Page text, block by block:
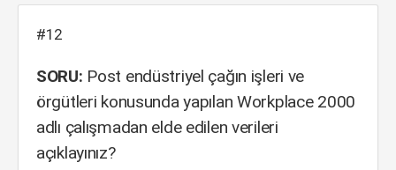
#12
SORU: Post endüstriyel çağın işleri ve
örgütleri konusunda yapılan Workplace 2000
adlı çalışmadan elde edilen verileri
açıklayınız?